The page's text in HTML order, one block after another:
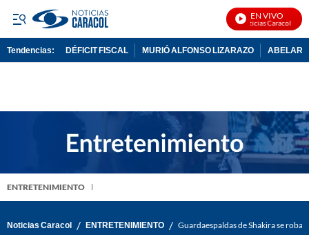
EN VIVO
Noticias Caracol En
Tendencias: DÉFICIT FISCAL MURIÓ ALFONSO LIZARAZO
ENTRETENIMIENTO
Noticias Caracol / ENTRETENIMIENTO / Guardaespaldas de Shakira se roba